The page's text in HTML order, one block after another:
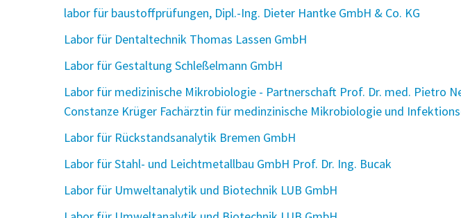
labor für baustoffprüfungen, Dipl.-Ing. Dieter Hantke GmbH & Co. KG
Labor für Dentaltechnik Thomas Lassen GmbH
Labor für Gestaltung Schleßelmann GmbH
Labor für medizinische Mikrobiologie - Partnerschaft Prof. Dr. med. Pietro
Constanze Krüger Fachärztin für medinzinische Mikrobiologie und
Labor für Rückstandsanalytik Bremen GmbH
Labor für Stahl- und Leichtmetallbau GmbH Prof. Dr. Ing. Bucak
Labor für Umweltanalytik und Biotechnik LUB GmbH